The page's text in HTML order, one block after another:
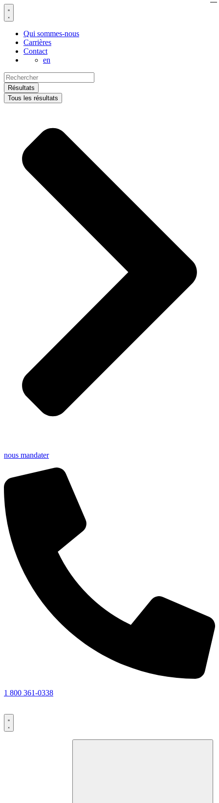
Aller
au
Qui sommes-nous
Carrières
Contact
en
Search
...Résultats
Tous les résultats
nous mandater
1 800 361-0338